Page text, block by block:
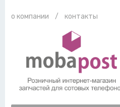
о компании / контакты